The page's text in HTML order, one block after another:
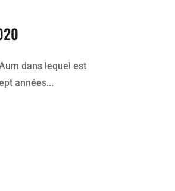
dans lequel est
années...